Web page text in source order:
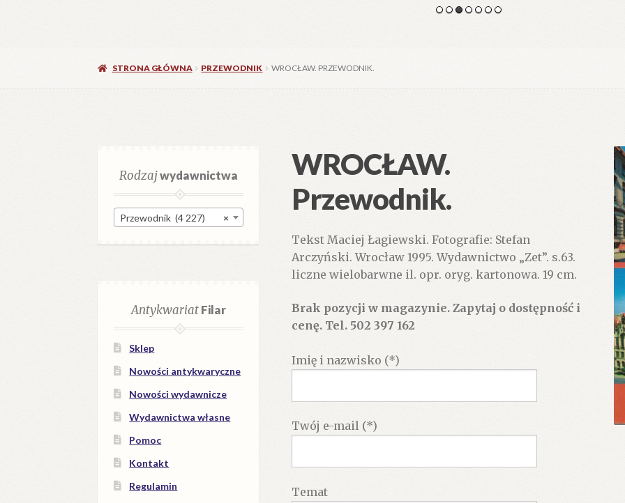
STRONA GŁÓWNA PRZEWODNIK WROCŁAW. PRZEWODNIK.
WROCŁAW.
Przewodnik.
Tekst Maciej Łagiewski. Fotografie: Stefan
Arczyński. Wrocław 1995. Wydawnictwo „Zet”. s.63.
liczne wielobarwne il. opr. oryg. kartonowa. 19 cm.
Brak pozycji w magazynie. Zapytaj o dostępność i
cenę. Tel. 502 397 162
Imię i nazwisko (*)
Twój e-mail (*)
Temat
Rodzajwydawnictwa
×
Przewodnik (4 227)
AntykwariatFilar
Sklep
Nowości antykwaryczne
Nowości wydawnicze
Wydawnictwa własne
Pomoc
Kontakt
Regulamin